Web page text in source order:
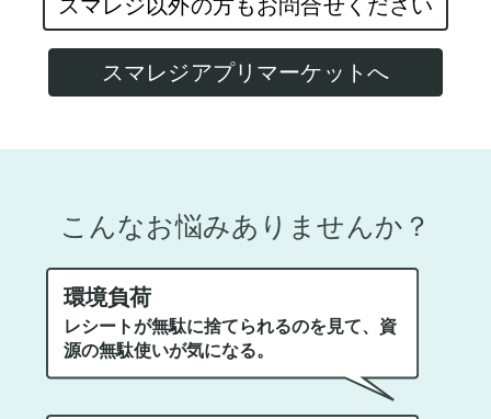
スマレジ以外の方もお問合せください
スマレジアプリマーケットへ
こんなお悩みありませんか？